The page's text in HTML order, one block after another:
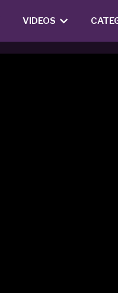
VIDEOS